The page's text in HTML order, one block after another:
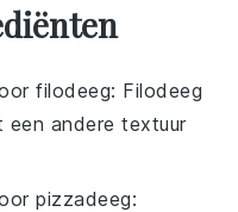
filodeeg: Filodeeg
andere textuur
pizzadeeg: